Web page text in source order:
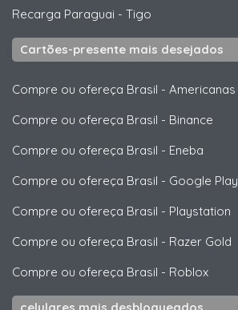
Recarga Paraguai - Tigo
Cartões-presente mais desejados
Compre ou ofereça Brasil - Americanas
Compre ou ofereça Brasil - Binance
Compre ou ofereça Brasil - Eneba
Compre ou ofereça Brasil - Google Play
Compre ou ofereça Brasil - Playstation
Compre ou ofereça Brasil - Razer Gold
Compre ou ofereça Brasil - Roblox